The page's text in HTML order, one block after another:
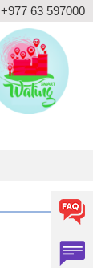
+977 63 597000